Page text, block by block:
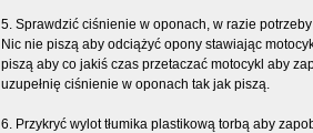
5. Sprawdzić ciśnienie w oponach, w razie
Nic nie piszą aby odciążyć opony stawiając
piszą aby co jakiś czas przetaczać motocykl aby
uzupełnię ciśnienie w oponach tak jak piszą.
6. Przykryć wylot tłumika plastikową torbą aby